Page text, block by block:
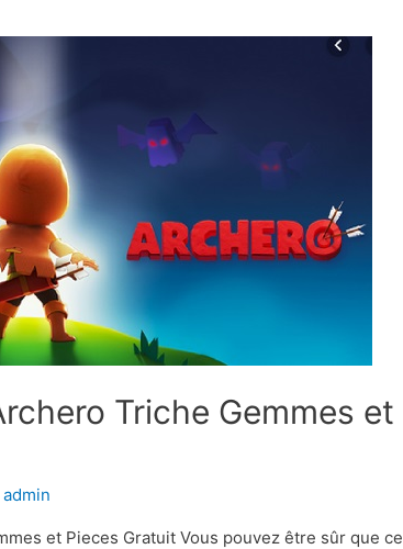
Triche Gemmes et
admin
et Pieces Gratuit Vous pouvez être sûr que ce